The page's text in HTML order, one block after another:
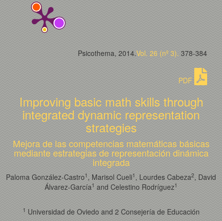
Psicothema, 2014.Vol. 26 (nº 3). 378-384
PDF
Improving basic math skills through
integrated dynamic representation
strategies
Mejora de las competencias matemáticas básicas
mediante estrategias de representación dinámica
integrada
Paloma González-Castro1 , Marisol Cueli1 , Lourdes Cabeza2, David
Álvarez-García1 and Celestino Rodríguez1
1 Universidad de Oviedo and 2 Consejería de Educación